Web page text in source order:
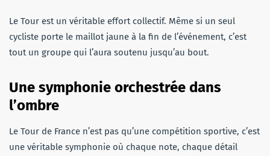
Le Tour est un véritable effort collectif. Même si un seul
cycliste porte le maillot jaune à la fin de l’événement, c’est
tout un groupe qui l’aura soutenu jusqu’au bout.
Une symphonie orchestrée dans
l’ombre
Le Tour de France n’est pas qu’une compétition sportive, c’est
une véritable symphonie où chaque note, chaque détail